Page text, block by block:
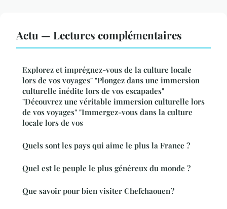
Actu — Lectures complémentaires
Explorez et imprégnez-vous de la culture locale
lors de vos voyages" "Plongez dans une immersion
culturelle inédite lors de vos escapades"
"Découvrez une véritable immersion culturelle lors
de vos voyages" "Immergez-vous dans la culture
locale lors de vos
Quels sont les pays qui aime le plus la France ?
Quel est le peuple le plus généreux du monde ?
Que savoir pour bien visiter Chefchaouen ?